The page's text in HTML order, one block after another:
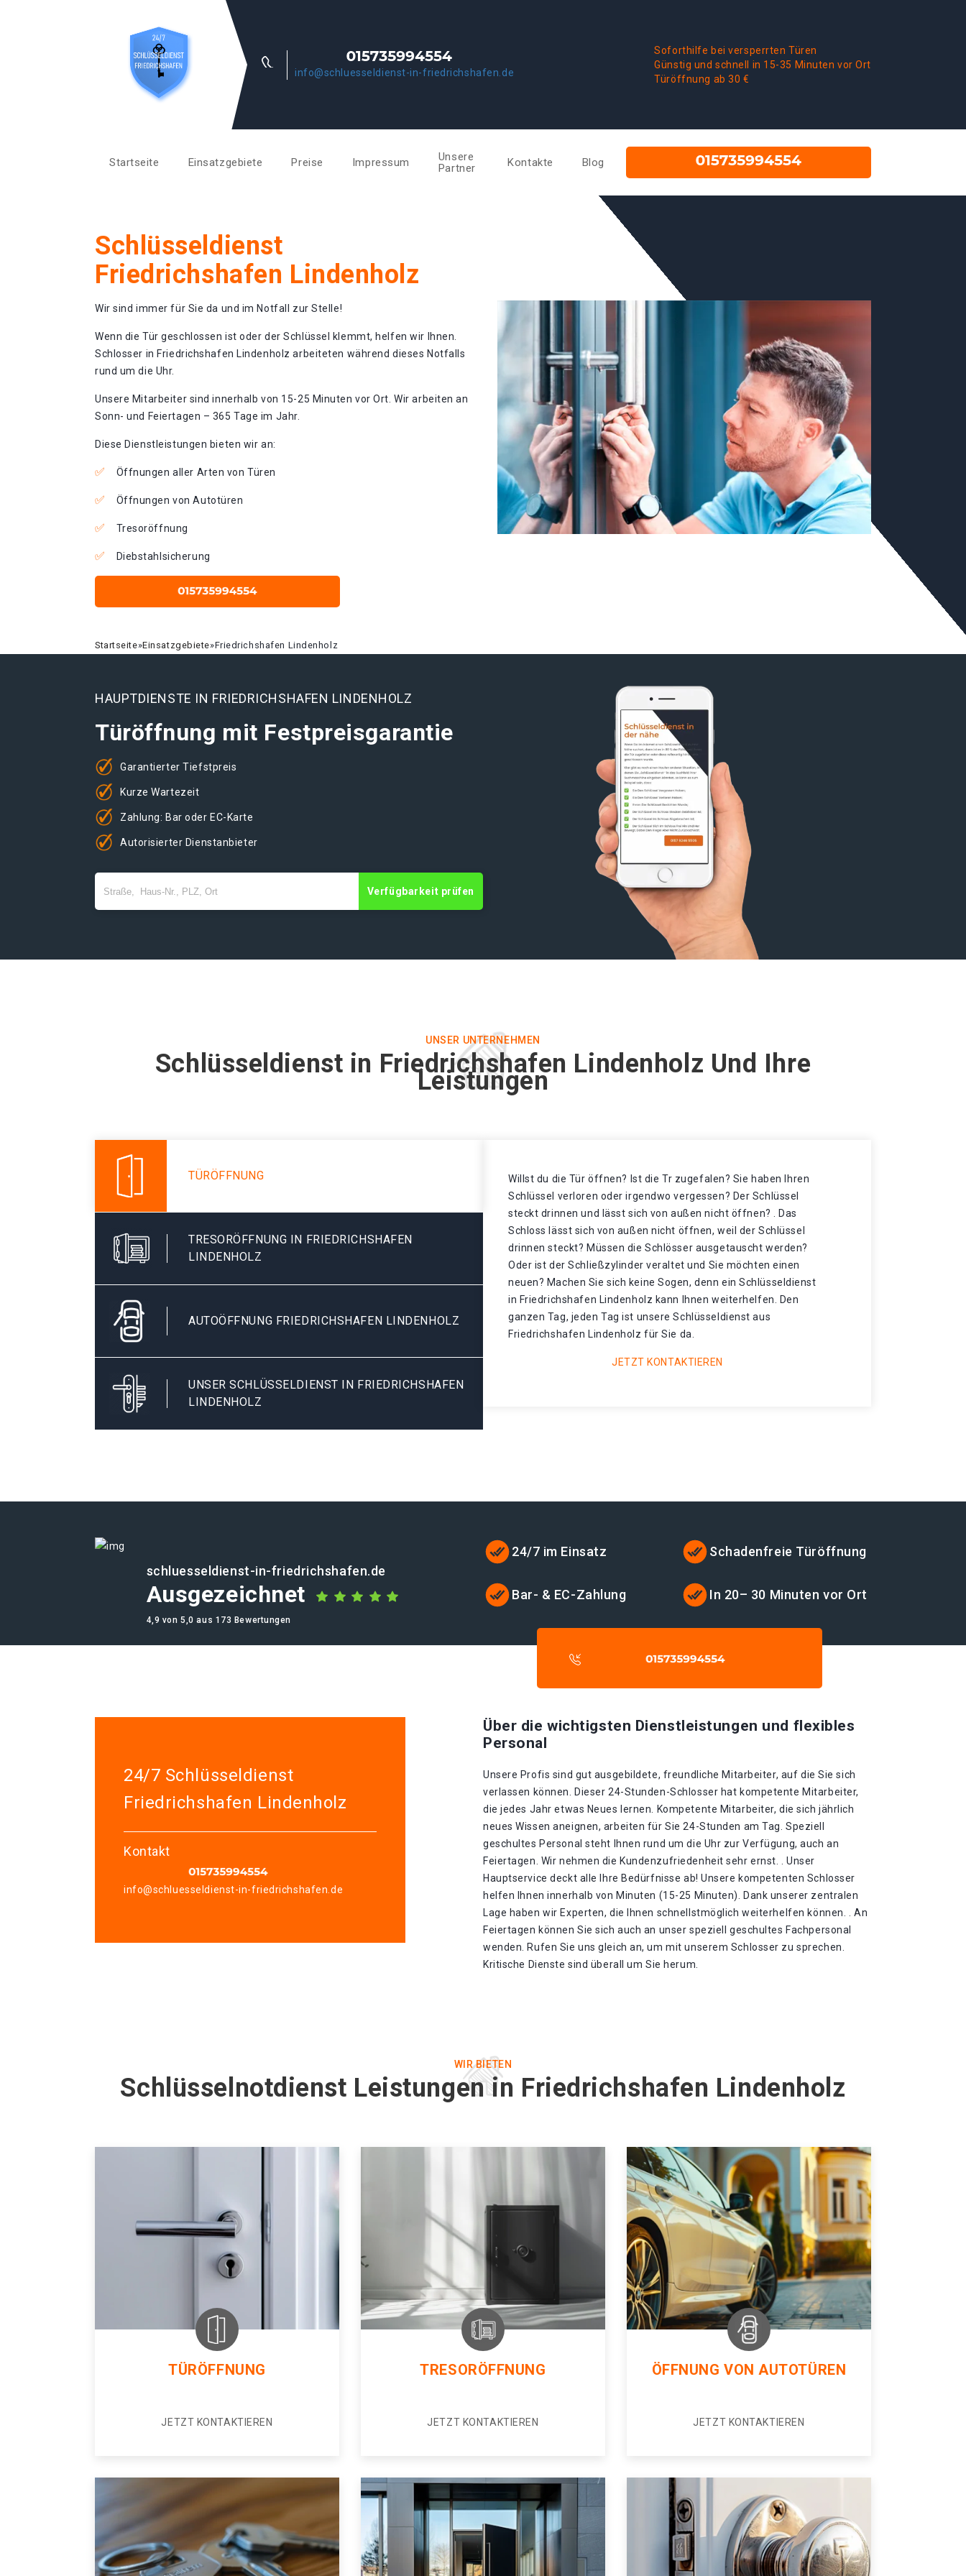
info@schluesseldienst-in-friedrichshafen.de
Soforthilfe bei versperrten Türen
Günstig und schnell in 15-35 Minuten vor Ort
Türöffnung ab 30 €
Startseite Einsatzgebiete Preise Impressum
Unsere
Partner
Kontakte Blog
Schlüsseldienst
Friedrichshafen Lindenholz
Wir sind immer für Sie da und im Notfall zur Stelle!
Wenn die Tür geschlossen ist oder der Schlüssel klemmt, helfen wir Ihnen.
Schlosser in Friedrichshafen Lindenholz arbeiteten während dieses Notfalls
rund um die Uhr.
Unsere Mitarbeiter sind innerhalb von 15-25 Minuten vor Ort. Wir arbeiten an
Sonn- und Feiertagen – 365 Tage im Jahr.
Diese Dienstleistungen bieten wir an:
Öffnungen aller Arten von Türen
Öffnungen von Autotüren
Tresoröffnung
Diebstahlsicherung
Startseite»Einsatzgebiete»Friedrichshafen Lindenholz
HAUPTDIENSTE IN FRIEDRICHSHAFEN LINDENHOLZ
Türöffnung mit Festpreisgarantie
Garantierter Tiefstpreis
Kurze Wartezeit
Zahlung: Bar oder EC-Karte
Autorisierter Dienstanbieter
Verfügbarkeit prüfen
UNSER UNTERNEHMEN
Schlüsseldienst in Friedrichshafen Lindenholz Und Ihre
Leistungen
TÜRÖFFNUNG
TRESORÖFFNUNG IN FRIEDRICHSHAFEN
LINDENHOLZ
AUTOÖFFNUNG FRIEDRICHSHAFEN LINDENHOLZ
UNSER SCHLÜSSELDIENST IN FRIEDRICHSHAFEN
LINDENHOLZ
Willst du die Tür öffnen? Ist die Tr zugefalen? Sie haben Ihren
Schlüssel verloren oder irgendwo vergessen? Der Schlüssel
steckt drinnen und lässt sich von außen nicht öffnen? . Das
Schloss lässt sich von außen nicht öffnen, weil der Schlüssel
drinnen steckt? Müssen die Schlösser ausgetauscht werden?
Oder ist der Schließzylinder veraltet und Sie möchten einen
neuen? Machen Sie sich keine Sogen, denn ein Schlüsseldienst
in Friedrichshafen Lindenholz kann Ihnen weiterhelfen. Den
ganzen Tag, jeden Tag ist unsere Schlüsseldienst aus
Friedrichshafen Lindenholz für Sie da.
JETZT KONTAKTIEREN
schluesseldienst-in-friedrichshafen.de
Ausgezeichnet
4,9 von 5,0 aus 173 Bewertungen
24/7 im Einsatz Schadenfreie Türöffnung
Bar- & EC-Zahlung In 20– 30 Minuten vor Ort
24/7 Schlüsseldienst
Friedrichshafen Lindenholz
Kontakt
info@schluesseldienst-in-friedrichshafen.de
Über die wichtigsten Dienstleistungen und flexibles
Personal
Unsere Profis sind gut ausgebildete, freundliche Mitarbeiter, auf die Sie sich
verlassen können. Dieser 24-Stunden-Schlosser hat kompetente Mitarbeiter,
die jedes Jahr etwas Neues lernen. Kompetente Mitarbeiter, die sich jährlich
neues Wissen aneignen, arbeiten für Sie 24-Stunden am Tag. Speziell
geschultes Personal steht Ihnen rund um die Uhr zur Verfügung, auch an
Feiertagen. Wir nehmen die Kundenzufriedenheit sehr ernst. . Unser
Hauptservice deckt alle Ihre Bedürfnisse ab! Unsere kompetenten Schlosser
helfen Ihnen innerhalb von Minuten (15-25 Minuten). Dank unserer zentralen
Lage haben wir Experten, die Ihnen schnellstmöglich weiterhelfen können. . An
Feiertagen können Sie sich auch an unser speziell geschultes Fachpersonal
wenden. Rufen Sie uns gleich an, um mit unserem Schlosser zu sprechen.
Kritische Dienste sind überall um Sie herum.
WIR BIETEN
Schlüsselnotdienst Leistungen in Friedrichshafen Lindenholz
TÜRÖFFNUNG
JETZT KONTAKTIEREN
TRESORÖFFNUNG
JETZT KONTAKTIEREN
ÖFFNUNG VON AUTOTÜREN
JETZT KONTAKTIEREN